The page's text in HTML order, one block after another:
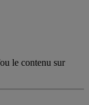
le contenu sur